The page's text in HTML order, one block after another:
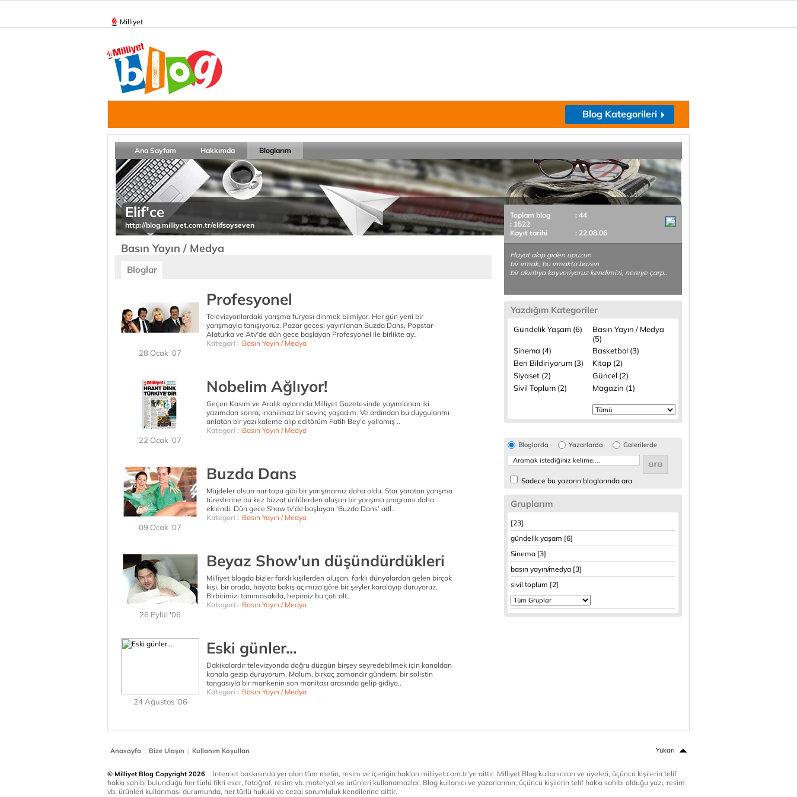
Milliyet
Blog Kategorileri
Ana Sayfam Hakkımda Bloglarım
Elif'ce
http://blog.milliyet.com.tr/elifsoyseven
Basın Yayın / Medya
Bloglar
28 Ocak '07
Profesyonel
Televizyonlardaki yarışma furyası dinmek bilmiyor. Her gün yeni bir
yarışmayla tanışıyoruz. Pazar gecesi yayınlanan Buzda Dans, Popstar
Alaturka ve Atv’de dün gece başlayan Profesyonel ile birlikte ay..
Kategori : Basın Yayın / Medya
22 Ocak '07
Nobelim Ağlıyor!
Geçen Kasım ve Aralık aylarında Milliyet Gazetesinde yayımlanan iki
yazımdan sonra, inanılmaz bir sevinç yaşadım. Ve ardından bu duygularımı
anlatan bir yazı kaleme alıp editörüm Fatih Bey’e yollamış ..
Kategori : Basın Yayın / Medya
09 Ocak '07
Buzda Dans
Müjdeler olsun nur topu gibi bir yarışmamız daha oldu. Star yaratan yarışma
türevlerine bu kez bizzat ünlülerden oluşan bir yarışma programı daha
eklendi. Dün gece Show tv’de başlayan ‘Buzda Dans’ adl..
Kategori : Basın Yayın / Medya
26 Eylül '06
Beyaz Show'un düşündürdükleri
Milliyet blogda bizler farklı kişilerden oluşan, farklı dünyalardan gelen birçok
kişi, bir arada, hayata bakış açımıza göre bir şeyler karalayıp duruyoruz.
Birbirimizi tanımasakda, hepimiz bu çatı alt..
Kategori : Basın Yayın / Medya
24 Ağustos '06
Eski günler...
Dakikalardır televizyonda doğru düzgün birşey seyredebilmek için kanaldan
kanala gezip duruyorum. Malum, birkaç zamandır gündem; bir solistin
tangasıyla bir mankenin son manitası arasında gelip gidiyo..
Kategori : Basın Yayın / Medya
Toplam blog
: 44
: 1522
Kayıt tarihi
: 22.08.06
Hayat akıp giden upuzun
bir ırmak, bu ırmakta bazen
bir akıntıya koyveriyoruz kendimizi, nereye çarp..
Yazdığım Kategoriler
Gündelik Yaşam (6) Basın Yayın / Medya
(5)
Sinema (4)
Basketbol (3)
Ben Bildiriyorum (3)
Kitap (2)
Siyaset (2)
Güncel (2)
Sivil Toplum (2)
Magazin (1)
Bloglarda Yazarlarda Galerilerde
Sadece bu yazarın bloglarında ara
Gruplarım
[23]
gündelik yaşam [6]
Sinema [3]
basın yayın/medya [3]
sivil toplum [2]
Anasayfa | Bize Ulaşın | Kullanım Koşulları Yukarı
© Milliyet Blog Copyright 2026
İnternet baskısında yer alan tüm metin, resim ve içeriğin hakları milliyet.com.tr'ye aittir. Milliyet Blog kullanıcıları ve üyeleri, üçüncü kişilerin telif
hakkı sahibi bulunduğu her türlü fikri eser, fotoğraf, resim vb. materyal ve ürünleri kullanamazlar. Blog kullanıcı ve yazarlarının, üçüncü kişilerin telif hakkı sahibi olduğu yazı, resim
vb. ürünleri kullanması durumunda, her türlü hukuki ve cezai sorumluluk kendilerine aittir.